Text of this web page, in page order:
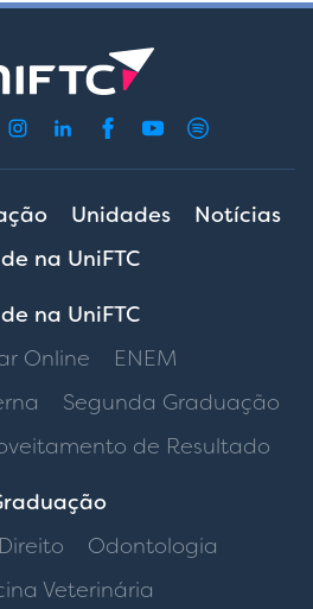
Unidades
Notícias
na UniFTC
na UniFTC
Online
ENEM
Segunda Graduação
de Resultado
Direito
Odontologia
Veterinária